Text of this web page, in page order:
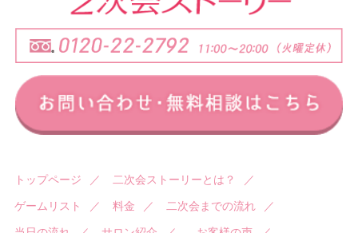
トップページ ／ 二次会ストーリーとは？ ／
ゲームリスト ／ 料金 ／ 二次会までの流れ ／